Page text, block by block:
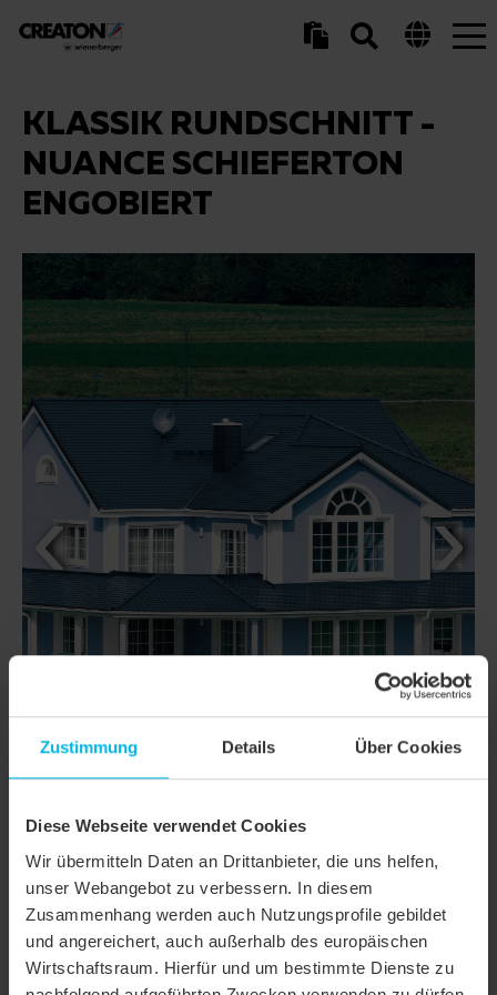
Zustimmung Details Über Cookies
Diese Webseite verwendet Cookies
Wir übermitteln Daten an Drittanbieter, die uns helfen,
unser Webangebot zu verbessern. In diesem
Zusammenhang werden auch Nutzungsprofile gebildet
und angereichert, auch außerhalb des europäischen
Wirtschaftsraum. Hierfür und um bestimmte Dienste zu
KLASSIK RUNDSCHNITT -
NUANCE SCHIEFERTON
ENGOBIERT
DETAILS
Produktfamilie Biberschwanzziegel KLASSIK
Produktgruppe Dachziegel